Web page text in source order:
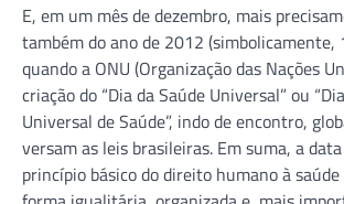
E, em um mês de dezembro, mais
também do ano de 2012
quando a ONU (Organização das Nações
criação do “Dia da Saúde Universal” ou
Universal de Saúde”, indo de encontro,
versam as leis brasileiras. Em suma, a
princípio básico do direito humano à saúde